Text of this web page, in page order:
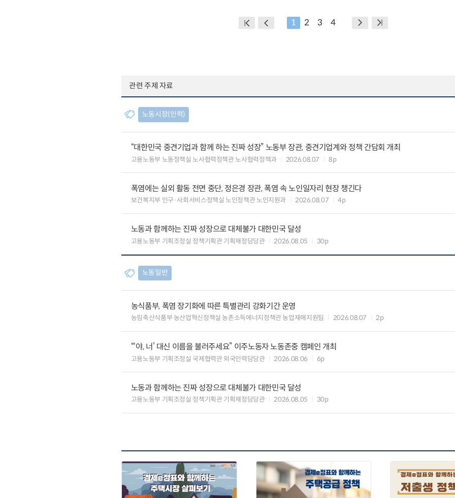
1 2 3 4
관련 주제 자료
노동시장(인력)
“대한민국 중견기업과 함께 하는 진짜 성장” 노동부 장관, 중견기업계와 정책 간담회 개최
고용노동부 노동정책실 노사협력정책관 노사협력정책과 2026.08.07 8p
폭염에는 실외 활동 전면 중단, 정은경 장관, 폭염 속 노인일자리 현장 챙긴다
보건복지부 인구·사회서비스정책실 노인정책관 노인지원과 2026.08.07 4p
노동과 함께하는 진짜 성장으로 대체불가 대한민국 달성
고용노동부 기획조정실 정책기획관 기획재정담당관 2026.08.05 30p
노동일반
농식품부, 폭염 장기화에 따른 특별관리 강화기간 운영
농림축산식품부 농산업혁신정책실 농촌소득에너지정책관 농업재해지원팀 2026.08.07 2p
“‘야, 너’ 대신 이름을 불러주세요” 이주노동자 노동존중 캠페인 개최
고용노동부 기획조정실 국제협력관 외국인력담당관 2026.08.06 6p
노동과 함께하는 진짜 성장으로 대체불가 대한민국 달성
고용노동부 기획조정실 정책기획관 기획재정담당관 2026.08.05 30p